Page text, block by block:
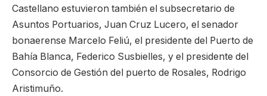
Castellano estuvieron también el subsecretario de
Asuntos Portuarios, Juan Cruz Lucero, el senador
bonaerense Marcelo Feliú, el presidente del Puerto de
Bahía Blanca, Federico Susbielles, y el presidente del
Consorcio de Gestión del puerto de Rosales, Rodrigo
Aristimuño.